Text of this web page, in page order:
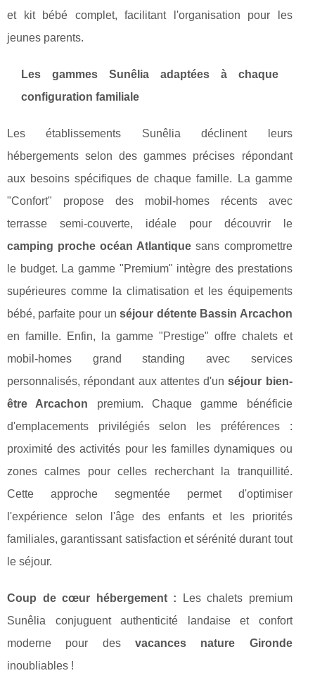
et kit bébé complet, facilitant l'organisation pour les
jeunes parents.
Les gammes Sunêlia adaptées à chaque
configuration familiale
Les établissements Sunêlia déclinent leurs
hébergements selon des gammes précises répondant
aux besoins spécifiques de chaque famille. La gamme
"Confort" propose des mobil-homes récents avec
terrasse semi-couverte, idéale pour découvrir le
camping proche océan Atlantique sans compromettre
le budget. La gamme "Premium" intègre des prestations
supérieures comme la climatisation et les équipements
bébé, parfaite pour unséjour détente Bassin Arcachon
en famille. Enfin, la gamme "Prestige" offre chalets et
mobil-homes grand standing avec services
personnalisés, répondant aux attentes d'unséjour bien-
être Arcachon premium. Chaque gamme bénéficie
d'emplacements privilégiés selon les préférences :
proximité des activités pour les familles dynamiques ou
zones calmes pour celles recherchant la tranquillité.
Cette approche segmentée permet d'optimiser
l'expérience selon l'âge des enfants et les priorités
familiales, garantissant satisfaction et sérénité durant tout
le séjour.
Coup de cœur hébergement : Les chalets premium
Sunêlia conjuguent authenticité landaise et confort
moderne pour des vacances nature Gironde
inoubliables !